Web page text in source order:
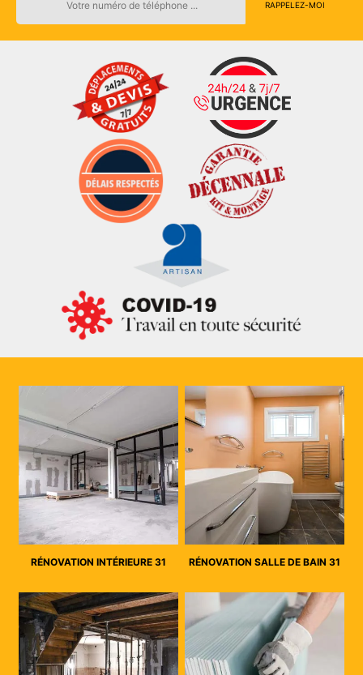
RÉNOVATION INTÉRIEURE 31 RÉNOVATION SALLE DE BAIN 31